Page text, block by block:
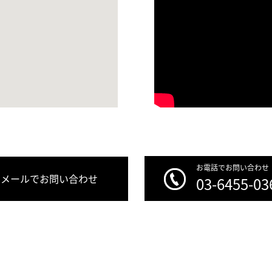
メールでお問い合わせ
お電話でお問い合わせ
03-6455-